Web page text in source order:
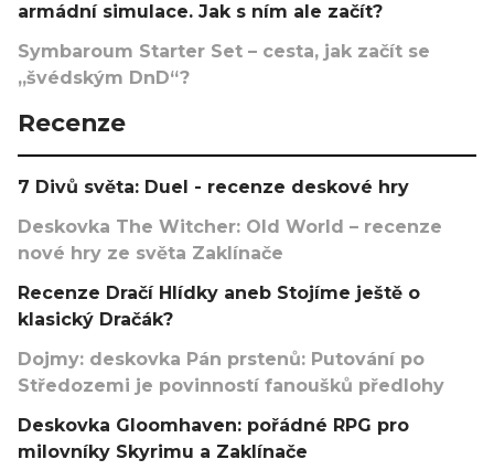
armádní simulace. Jak s ním ale začít?
Symbaroum Starter Set – cesta, jak začít se
„švédským DnD“?
Recenze
7 Divů světa: Duel - recenze deskové hry
Deskovka The Witcher: Old World – recenze
nové hry ze světa Zaklínače
Recenze Dračí Hlídky aneb Stojíme ještě o
klasický Dračák?
Dojmy: deskovka Pán prstenů: Putování po
Středozemi je povinností fanoušků předlohy
Deskovka Gloomhaven: pořádné RPG pro
milovníky Skyrimu a Zaklínače